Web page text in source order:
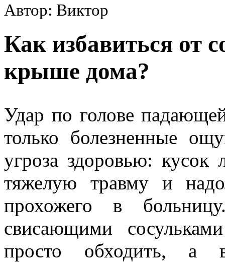
Автор: Виктор
Как избавиться от
крыше дома?
Удар по голове
только болезненные
угроза здоровью: кусок
тяжелую травму и
прохожего в
свисающими
просто обходить, а